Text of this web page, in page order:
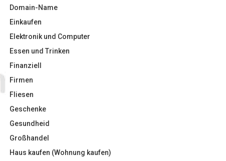
Domain-Name
Einkaufen
Elektronik und Computer
Essen und Trinken
Finanziell
Firmen
Fliesen
Geschenke
Gesundheid
Großhandel
Haus kaufen (Wohnung kaufen)